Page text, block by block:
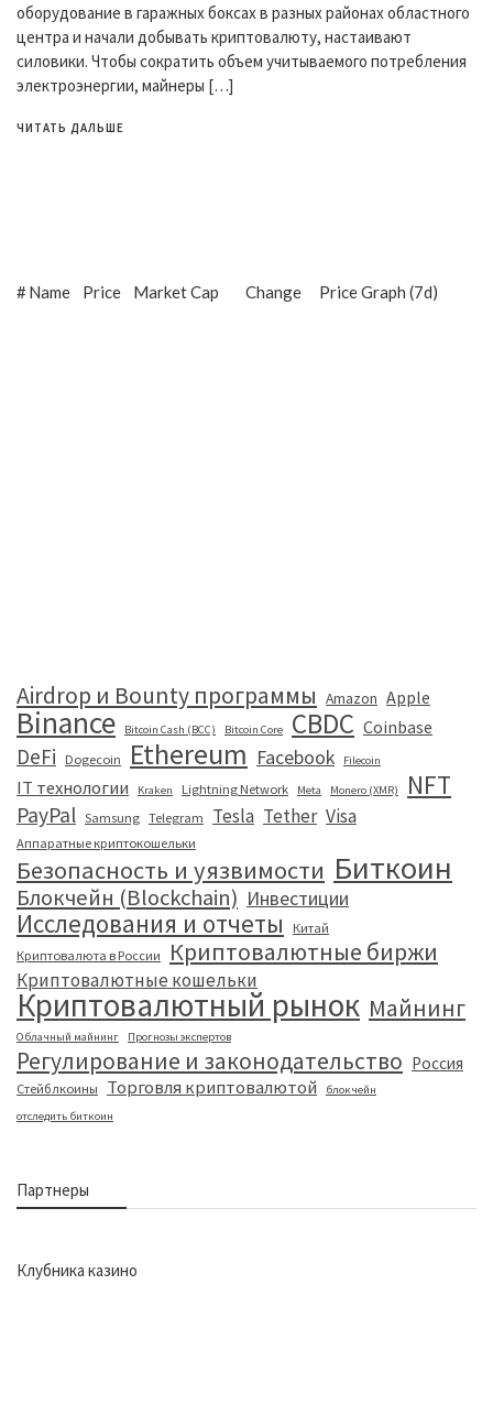
оборудование в гаражных боксах в разных районах областного
центра и начали добывать криптовалюту, настаивают
силовики. Чтобы сократить объем учитываемого потребления
электроэнергии, майнеры […]
ЧИТАТЬ ДАЛЬШЕ
#Name Price Market Cap Change Price Graph (7d)
Airdrop и Bounty программы Amazon Apple
Binance Bitcoin Cash (BCC) Bitcoin Core CBDC Coinbase
DeFi Dogecoin Ethereum Facebook Filecoin
IT технологии Kraken Lightning Network Meta Monero (XMR) NFT
PayPal Samsung Telegram Tesla Tether Visa
Аппаратные криптокошельки
Безопасность и уязвимости Биткоин
Блокчейн (Blockchain) Инвестиции
Исследования и отчеты
Китай
Криптовалюта в России
Криптовалютные биржи
Криптовалютные кошельки
Криптовалютный рынок Майнинг
Облачный майнинг Прогнозы экспертов
Регулирование и законодательство Россия
Стейблкоины Торговля криптовалютой
блокчейн
отследить биткоин
Партнеры
Клубника казино